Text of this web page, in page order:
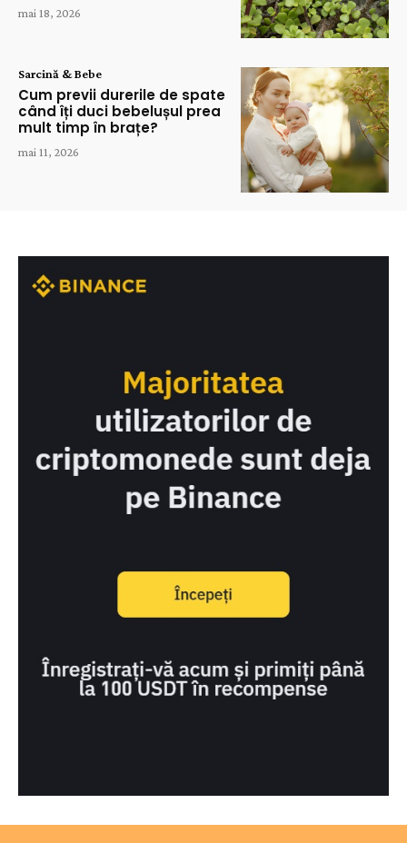
mai 18, 2026
Sarcină & Bebe
Cum previi durerile de spate
când îți duci bebelușul prea
mult timp în brațe?
mai 11, 2026